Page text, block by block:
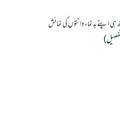
ہی اپنے بدنماء دانتوں کی نمائش